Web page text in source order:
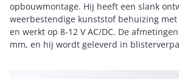
opbouwmontage. Hij heeft een slank
weerbestendige kunststof behuizing
en werkt op 8-12 V AC/DC. De
mm, en hij wordt geleverd in